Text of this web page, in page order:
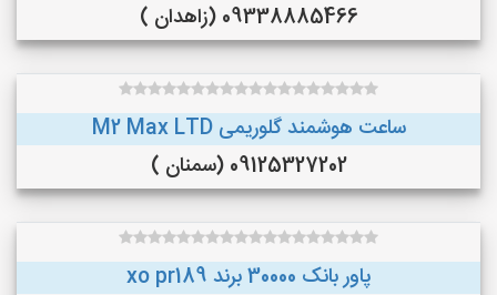
09338885466 (زاهدان )
ساعت هوشمند گلوریمی M2 Max LTD
09125327202 (سمنان )
پاور بانک 30000 برند xo pr189